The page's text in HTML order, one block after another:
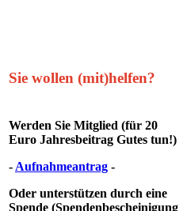
Sie wollen (mit)helfen?
Werden Sie Mitglied (für 20
Euro Jahresbeitrag Gutes tun!)
- Aufnahmeantrag -
Oder unterstützen durch eine
Spende (Spendenbescheinigung